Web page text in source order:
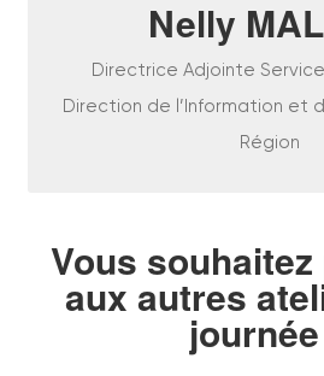
Nelly
Directrice Adjointe
Direction de l’Information et
Région
Vous
aux autres